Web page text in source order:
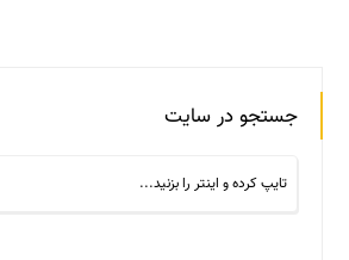
جستجو در سایت